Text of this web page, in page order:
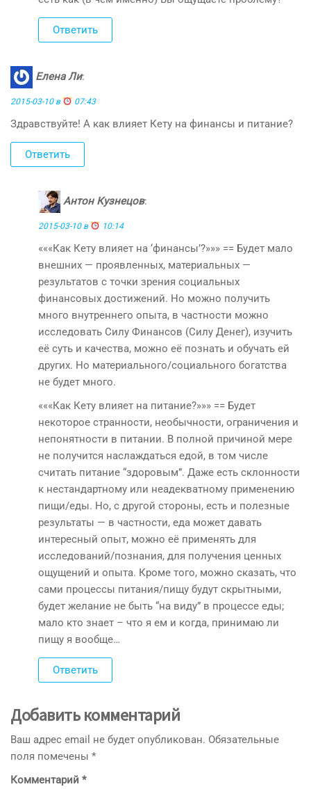
Ответить
Елена Ли:
2015-03-10 в 07:43
Здравствуйте! А как влияет Кету на финансы и питание?
Ответить
Антон Кузнецов:
2015-03-10 в 10:14
«««Как Кету влияет на ‘финансы’?»»» == Будет мало
внешних — проявленных, материальных —
результатов с точки зрения социальных
финансовых достижений. Но можно получить
много внутреннего опыта, в частности можно
исследовать Силу Финансов (Силу Денег), изучить
её суть и качества, можно её познать и обучать ей
других. Но материального/социального богатства
не будет много.
«««Как Кету влияет на питание?»»» == Будет
некоторое странности, необычности, ограничения и
непонятности в питании. В полной причиной мере
не получится наслаждаться едой, в том числе
считать питание “здоровым”. Даже есть склонности
к нестандартному или неадекватному применению
пищи/еды. Но, с другой стороны, есть и полезные
результаты — в частности, еда может давать
интересный опыт, можно её применять для
исследований/познания, для получения ценных
ощущений и опыта. Кроме того, можно сказать, что
сами процессы питания/пищу будут скрытными,
будет желание не быть “на виду” в процессе еды;
мало кто знает – что я ем и когда, принимаю ли
пищу я вообще…
Ответить
Добавить комментарий
Ваш адрес email не будет опубликован. Обязательные
поля помечены *
Комментарий *